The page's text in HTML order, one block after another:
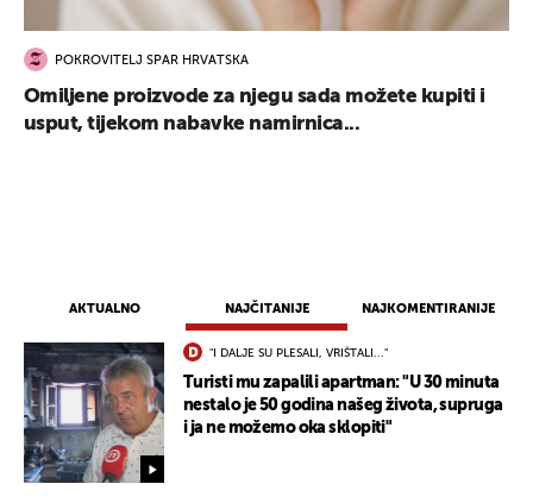
AKTUALNO NAJČITANIJE NAJKOMENTIRANIJE
"I DALJE SU PLESALI, VRIŠTALI..."
Turisti mu zapalili apartman: "U 30 minuta
nestalo je 50 godina našeg života, supruga
i ja ne možemo oka sklopiti"
POKROVITELJ SPAR HRVATSKA
Omiljene proizvode za njegu sada možete kupiti i
usput, tijekom nabavke namirnica...